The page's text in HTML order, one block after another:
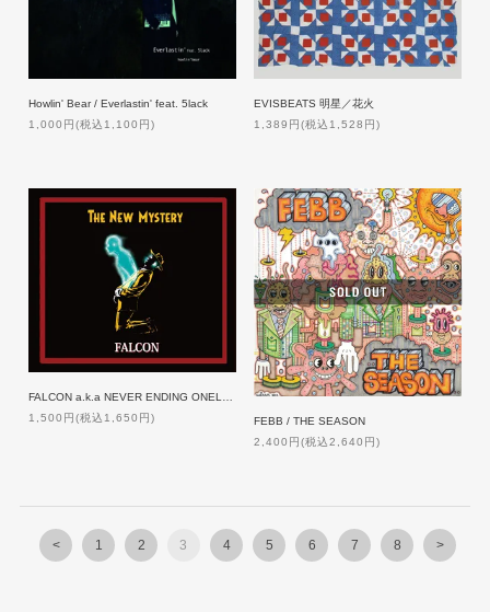
Howlin' Bear / Everlastin' feat. 5lack
1,000円(税込1,100円)
EVISBEATS 明星／花火
1,389円(税込1,528円)
1,500円(税込1,650円)
FEBB / THE SEASON
2,400円(税込2,640円)
< 1 2 3 4 5 6 7 8 >